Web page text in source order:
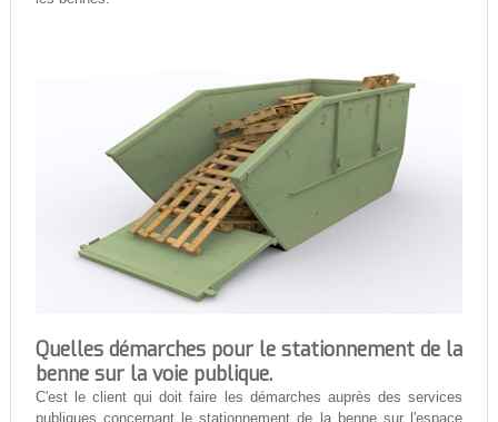
Quelles démarches pour le stationnement de la
benne sur la voie publique.
C'est le client qui doit faire les démarches auprès des services
publiques concernant le stationnement de la benne sur l'espace